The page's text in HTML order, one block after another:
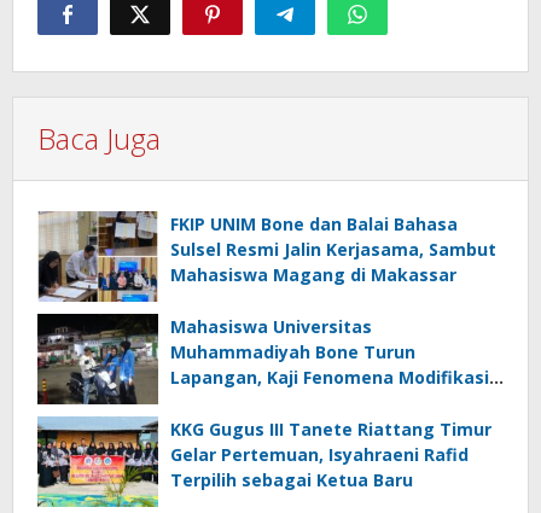
Baca Juga
FKIP UNIM Bone dan Balai Bahasa
Sulsel Resmi Jalin Kerjasama, Sambut
Mahasiswa Magang di Makassar
Mahasiswa Universitas
Muhammadiyah Bone Turun
Lapangan, Kaji Fenomena Modifikasi
FOTOFOBIA
KKG Gugus III Tanete Riattang Timur
Gelar Pertemuan, Isyahraeni Rafid
Terpilih sebagai Ketua Baru